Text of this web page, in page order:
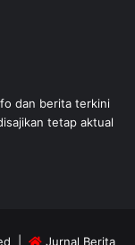
dan berita terkini
tetap aktual
| Jurnal Berita